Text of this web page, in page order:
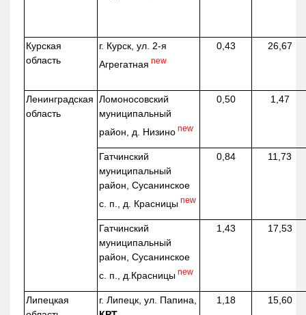
Курская
область
г. Курск, ул. 2-я
Агрегатная new
0,43 26,67
Ленинградская
область
Ломоносовский
муниципальный
район, д. Низино new
0,50 1,47
Гатчинский
муниципальный
район, Сусанинское
с. п., д. Красницы new
0,84 11,73
Гатчинский
муниципальный
район, Сусанинское
с. п., д.Красницы new
1,43 17,53
Липецкая
г. Липецк, ул. Папина,
1,18 15,60